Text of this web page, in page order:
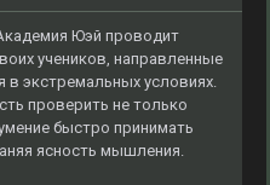
Юэй проводит
учеников, направленные
в экстремальных условиях.
проверить не только
быстро принимать
ясность мышления.